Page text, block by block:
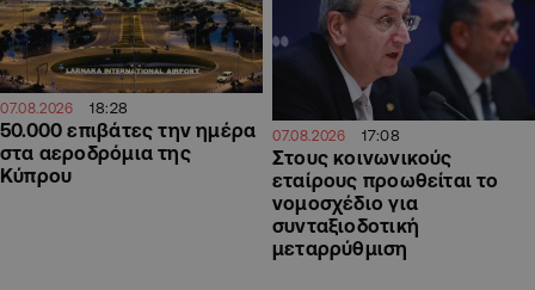
07.08.2026 18:28
50.000 επιβάτες την ημέρα
στα αεροδρόμια της
Κύπρου
07.08.2026 17:08
Στους κοινωνικούς
εταίρους προωθείται το
νομοσχέδιο για
συνταξιοδοτική
μεταρρύθμιση